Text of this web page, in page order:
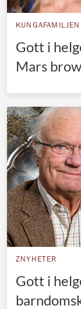
KUNGAFAMILJEN
Gott i
Mars
ZNYHETER
Gott i